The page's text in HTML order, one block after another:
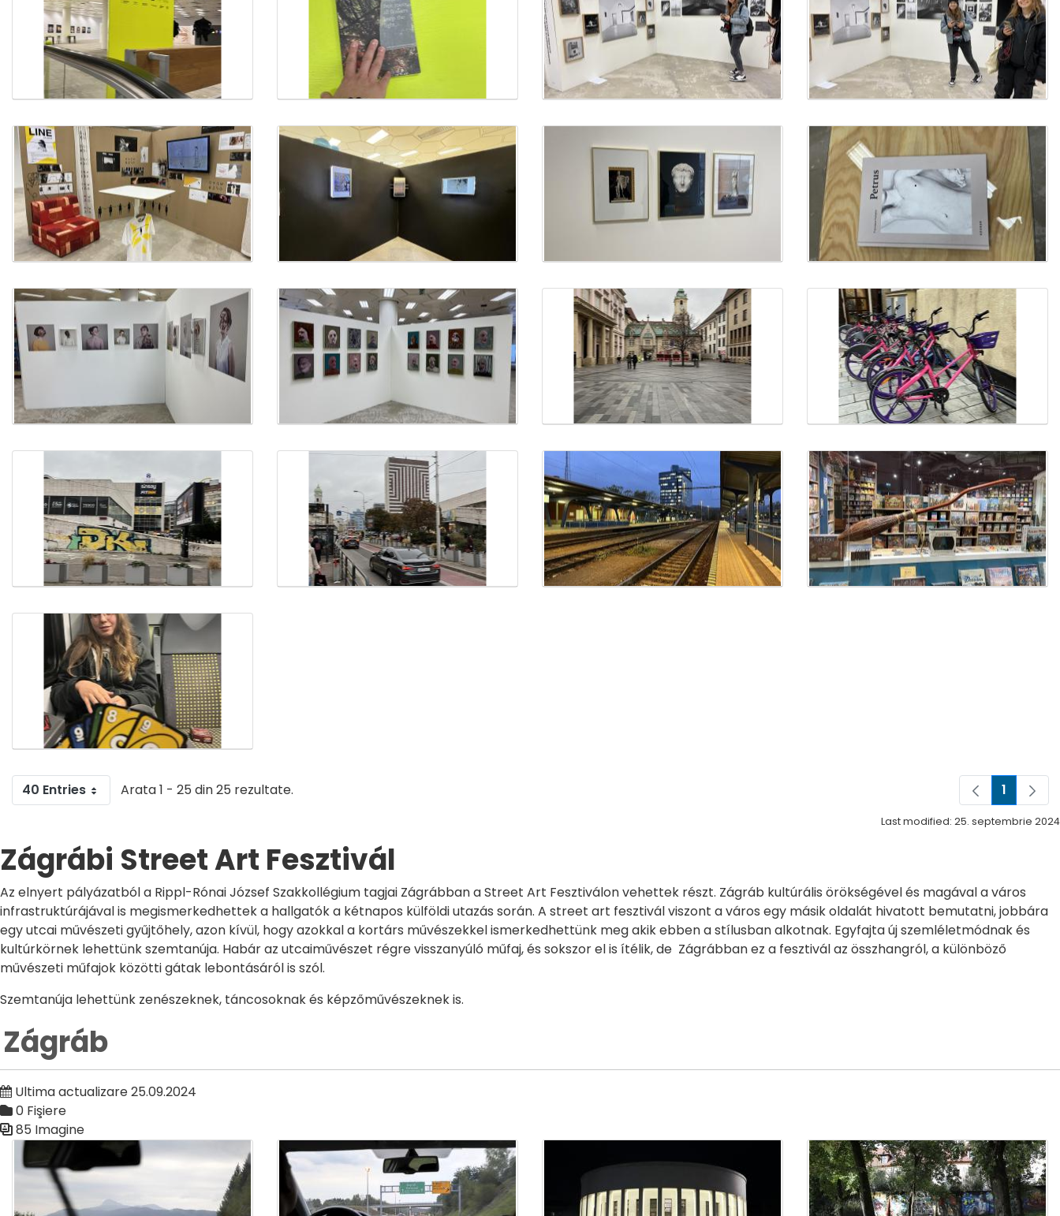
40 Entries Arata 1 - 25 din 25 rezultate. Pagina
1
Last modified: 25. septembrie 2024
Zágrábi Street Art Fesztivál
Az elnyert pályázatból a Rippl-Rónai József Szakkollégium tagjai Zágrábban a Street Art Fesztiválon vehettek részt. Zágráb kultúrális örökségével és magával a város
infrastruktúrájával is megismerkedhettek a hallgatók a kétnapos külföldi utazás során. A street art fesztivál viszont a város egy másik oldalát hivatott bemutatni, jobbára
egy utcai művészeti gyűjtőhely, azon kívül, hogy azokkal a kortárs művészekkel ismerkedhettünk meg akik ebben a stílusban alkotnak. Egyfajta új szemléletmódnak és
kultúrkörnek lehettünk szemtanúja. Habár az utcaiművészet régre visszanyúló műfaj, és sokszor el is ítélik, de Zágrábban ez a fesztivál az összhangról, a különböző
művészeti műfajok közötti gátak lebontásáról is szól.
Szemtanúja lehettünk zenészeknek, táncosoknak és képzőművészeknek is.
Zágráb
Ultima actualizare 25.09.2024
0 Fişiere
85 Imagine
Galerie media